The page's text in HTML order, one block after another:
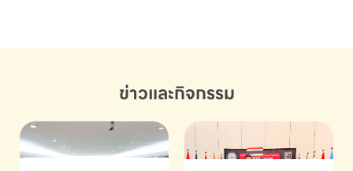
ข่าวและกิจกรรม